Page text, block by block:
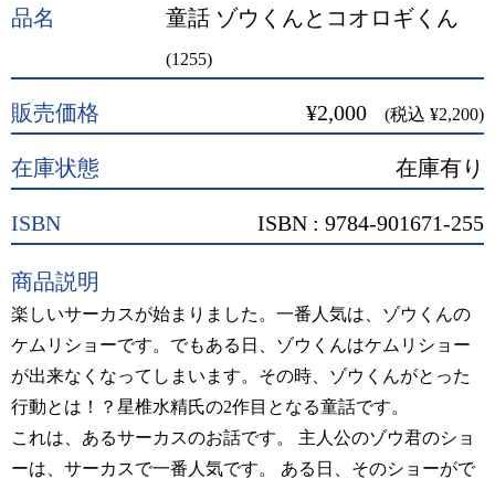
品名 童話 ゾウくんとコオロギくん
(1255)
販売価格 ¥2,000 (税込 ¥2,200)
在庫状態 在庫有り
ISBN ISBN : 9784-901671-255
商品説明
楽しいサーカスが始まりました。一番人気は、ゾウくんの
ケムリショーです。でもある日、ゾウくんはケムリショー
が出来なくなってしまいます。その時、ゾウくんがとった
行動とは！？星椎水精氏の2作目となる童話です。
これは、あるサーカスのお話です。 主人公のゾウ君のショ
ーは、サーカスで一番人気です。 ある日、そのショーがで